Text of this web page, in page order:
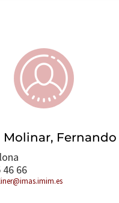
Molinar, Fernando
46 66